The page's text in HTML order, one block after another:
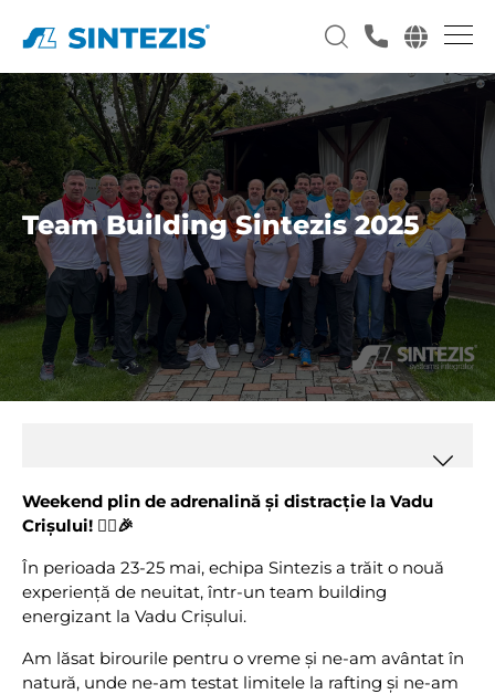
Team Building Sintezis 2025
Weekend plin de adrenalină și distracție la Vadu
Crișului! 🚣‍♀️🎉
În perioada 23-25 mai, echipa Sintezis a trăit o nouă
experiență de neuitat, într-un team building
energizant la Vadu Crișului.
Am lăsat birourile pentru o vreme și ne-am avântat în
natură, unde ne-am testat limitele la rafting și ne-am